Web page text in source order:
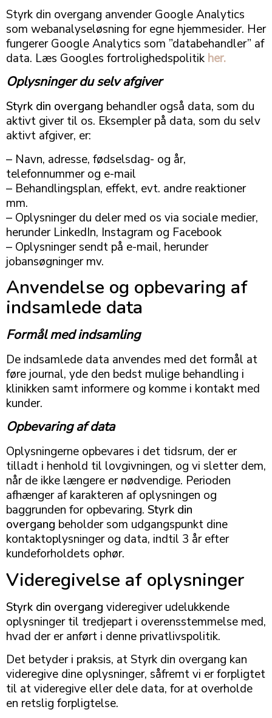
Styrk din overgang anvender Google Analytics
som webanalyseløsning for egne hjemmesider. Her
fungerer Google Analytics som ”databehandler” af
data. Læs Googles fortrolighedspolitik her.
Oplysninger du selv afgiver
Styrk din overgang behandler også data, som du
aktivt giver til os. Eksempler på data, som du selv
aktivt afgiver, er:
– Navn, adresse, fødselsdag- og år,
telefonnummer og e-mail
– Behandlingsplan, effekt, evt. andre reaktioner
mm.
– Oplysninger du deler med os via sociale medier,
herunder LinkedIn, Instagram og Facebook
– Oplysninger sendt på e-mail, herunder
jobansøgninger mv.
Anvendelse og opbevaring af
indsamlede data
Formål med indsamling
De indsamlede data anvendes med det formål at
føre journal, yde den bedst mulige behandling i
klinikken samt informere og komme i kontakt med
kunder.
Opbevaring af data
Oplysningerne opbevares i det tidsrum, der er
tilladt i henhold til lovgivningen, og vi sletter dem,
når de ikke længere er nødvendige. Perioden
afhænger af karakteren af oplysningen og
baggrunden for opbevaring. Styrk din
overgang beholder som udgangspunkt dine
kontaktoplysninger og data, indtil 3 år efter
kundeforholdets ophør.
Videregivelse af oplysninger
Styrk din overgang videregiver udelukkende
oplysninger til tredjepart i overensstemmelse med,
hvad der er anført i denne privatlivspolitik.
Det betyder i praksis, at Styrk din overgang kan
videregive dine oplysninger, såfremt vi er forpligtet
til at videregive eller dele data, for at overholde
en retslig forpligtelse.